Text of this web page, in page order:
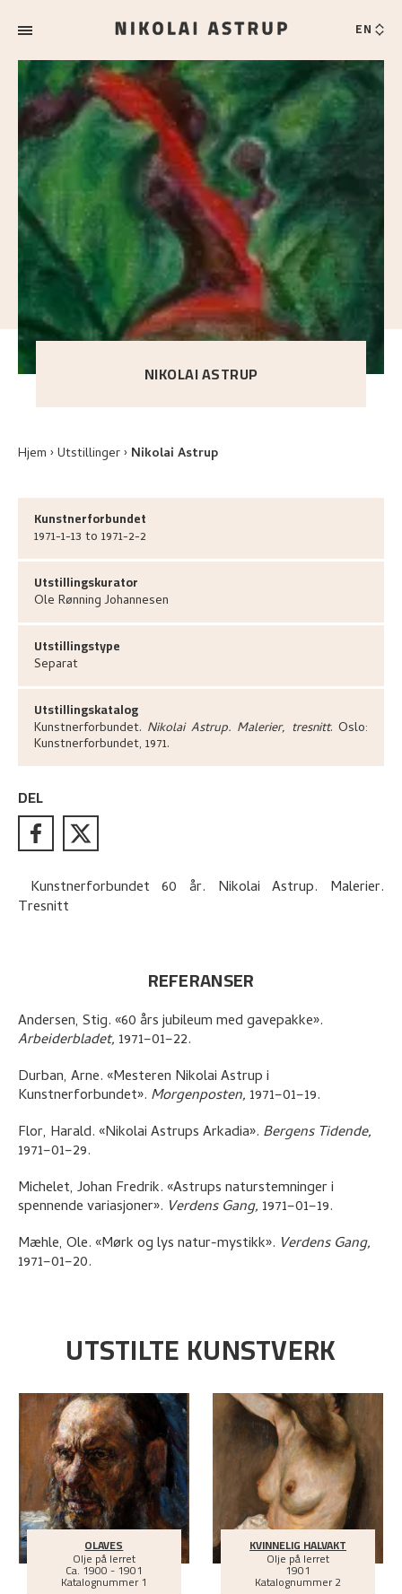
EN
NIKOLAI ASTRUP
Hjem Utstillinger Nikolai Astrup
Kunstnerforbundet
1971-1-13 to 1971-2-2
Utstillingskurator
Ole Rønning Johannesen
Utstillingstype
Separat
Utstillingskatalog
Kunstnerforbundet. Nikolai Astrup. Malerier, tresnitt.Oslo:
Kunstnerforbundet, 1971.
DEL
Kunstnerforbundet 60 år. Nikolai Astrup. Malerier.
Tresnitt
REFERANSER
Andersen, Stig.«60 års jubileum med gavepakke».
Arbeiderbladet, 1971–01–22.
Durban, Arne.«Mesteren Nikolai Astrup i
Kunstnerforbundet». Morgenposten, 1971–01–19.
Flor, Harald.«Nikolai Astrups Arkadia». Bergens Tidende,
1971–01–29.
Michelet, Johan Fredrik.«Astrups naturstemninger i
spennende variasjoner». Verdens Gang, 1971–01–19.
Mæhle, Ole.«Mørk og lys natur-mystikk». Verdens Gang,
1971–01–20.
UTSTILTE KUNSTVERK
OLAVES
Olje på lerret
Ca.1900 - 1901
Katalognummer 1
KVINNELIG HALVAKT
Olje på lerret
1901
Katalognummer 2